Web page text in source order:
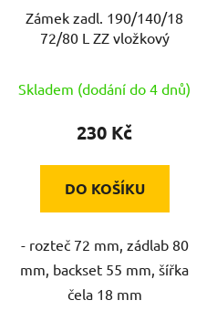
Zámek zadl. 190/140/18
72/80 L ZZ vložkový
Skladem (dodání do 4 dnů)
230 Kč
DO KOŠÍKU
- rozteč 72 mm, zádlab 80
mm, backset 55 mm, šířka
čela 18 mm